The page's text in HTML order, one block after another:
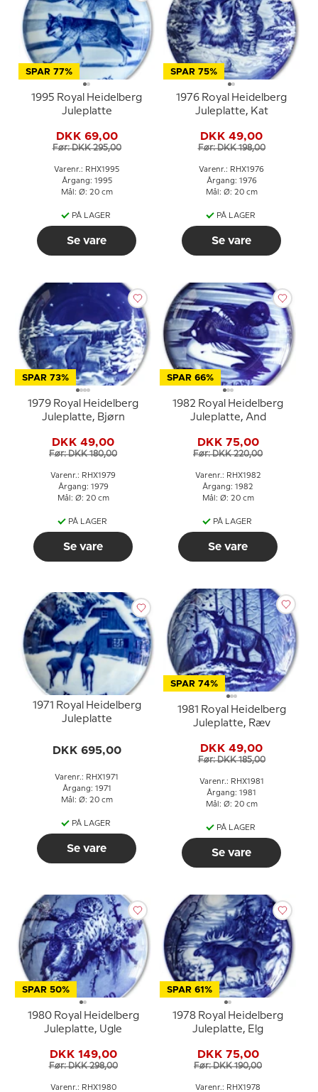
SPAR 77%
1995 Royal Heidelberg
Juleplatte
DKK 69,00
Før: DKK 295,00
Varenr.: RHX1995
Årgang: 1995
Mål: Ø: 20 cm
PÅ LAGER
Se vare
SPAR 75%
1976 Royal Heidelberg
Juleplatte, Kat
DKK 49,00
Før: DKK 198,00
Varenr.: RHX1976
Årgang: 1976
Mål: Ø: 20 cm
PÅ LAGER
Se vare
SPAR 73%
1979 Royal Heidelberg
Juleplatte, Bjørn
DKK 49,00
Før: DKK 180,00
Varenr.: RHX1979
Årgang: 1979
Mål: Ø: 20 cm
PÅ LAGER
Se vare
SPAR 66%
1982 Royal Heidelberg
Juleplatte, And
DKK 75,00
Før: DKK 220,00
Varenr.: RHX1982
Årgang: 1982
Mål: Ø: 20 cm
PÅ LAGER
Se vare
1971 Royal Heidelberg
Juleplatte
DKK 695,00
Varenr.: RHX1971
Årgang: 1971
Mål: Ø: 20 cm
PÅ LAGER
Se vare
SPAR 74%
1981 Royal Heidelberg
Juleplatte, Ræv
DKK 49,00
Før: DKK 185,00
Varenr.: RHX1981
Årgang: 1981
Mål: Ø: 20 cm
PÅ LAGER
Se vare
SPAR 50%
1980 Royal Heidelberg
Juleplatte, Ugle
DKK 149,00
Før: DKK 298,00
Varenr.: RHX1980
SPAR 61%
1978 Royal Heidelberg
Juleplatte, Elg
DKK 75,00
Før: DKK 190,00
Varenr.: RHX1978